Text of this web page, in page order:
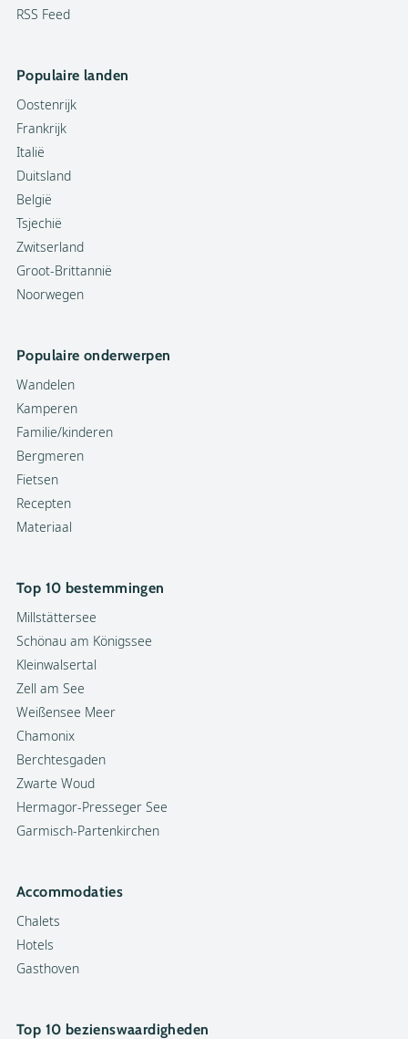
RSS Feed
Populaire landen
Oostenrijk
Frankrijk
Italië
Duitsland
België
Tsjechië
Zwitserland
Groot-Brittannië
Noorwegen
Populaire onderwerpen
Wandelen
Kamperen
Familie/kinderen
Bergmeren
Fietsen
Recepten
Materiaal
Top 10 bestemmingen
Millstättersee
Schönau am Königssee
Kleinwalsertal
Zell am See
Weißensee Meer
Chamonix
Berchtesgaden
Zwarte Woud
Hermagor-Presseger See
Garmisch-Partenkirchen
Accommodaties
Chalets
Hotels
Gasthoven
Top 10 bezienswaardigheden